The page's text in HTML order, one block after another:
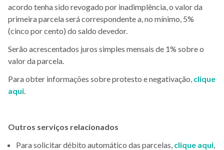
acordo tenha sido revogado por inadimplência, o valor da
primeira parcela será correspondente a, no mínimo, 5%
(cinco por cento) do saldo devedor.
Serão acrescentados juros simples mensais de 1% sobre o
valor da parcela.
Para obter informações sobre protesto e negativação, clique
aqui.
Outros serviços relacionados
Para solicitar débito automático das parcelas, clique aqui,